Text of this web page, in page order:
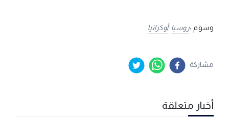
وسوم :روسيا أوكرانيا
مشاركة
أخبار متعلقة